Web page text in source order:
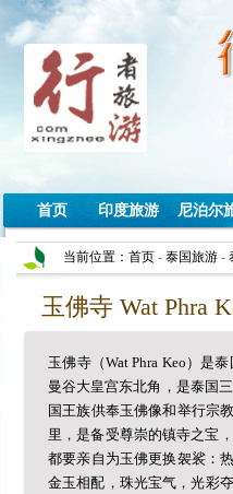
首页 印度旅游 尼泊尔
当前位置： 首页 - 泰国旅游 -
玉佛寺 Wat Phra
玉佛寺（Wat Phra Keo）是
曼谷大皇宫东北角，是泰国
国王族供奉玉佛像和举行宗
里，是备受尊崇的镇寺之宝
都要亲自为玉佛更换袈裟：
金玉相配，珠光宝气，光彩